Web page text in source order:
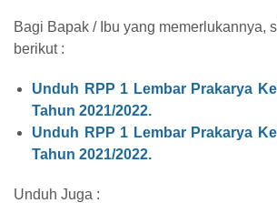
Bagi Bapak / Ibu yang memerlukannya,
berikut :
Unduh RPP 1 Lembar Prakarya
Tahun 2021/2022.
Unduh RPP 1 Lembar Prakarya
Tahun 2021/2022.
Unduh Juga :